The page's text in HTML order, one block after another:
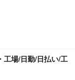
工場/日勤/日払い/工